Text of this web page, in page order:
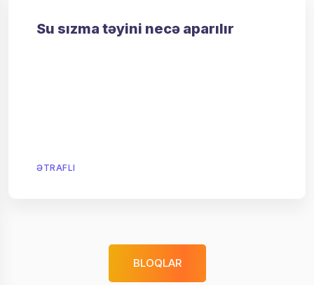
Su sızma təyini necə aparılır
ƏTRAFLI
BLOQLAR